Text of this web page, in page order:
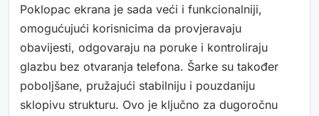
Poklopac ekrana je sada veći i funkcionalniji,
omogućujući korisnicima da provjeravaju
obavijesti, odgovaraju na poruke i kontroliraju
glazbu bez otvaranja telefona. Šarke su također
poboljšane, pružajući stabilniju i pouzdaniju
sklopivu strukturu. Ovo je ključno za dugoročnu